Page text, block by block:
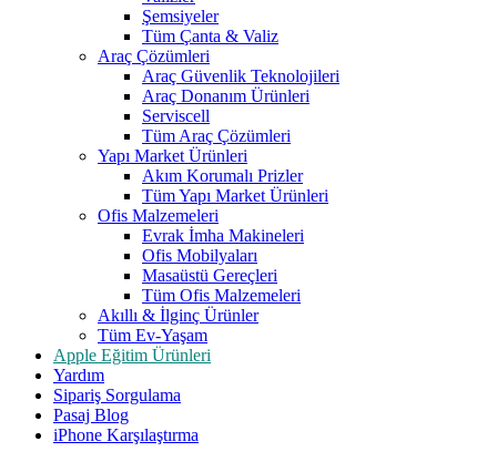
Şemsiyeler
Tüm Çanta & Valiz
Araç Çözümleri
Araç Güvenlik Teknolojileri
Araç Donanım Ürünleri
Serviscell
Tüm Araç Çözümleri
Yapı Market Ürünleri
Akım Korumalı Prizler
Tüm Yapı Market Ürünleri
Ofis Malzemeleri
Evrak İmha Makineleri
Ofis Mobilyaları
Masaüstü Gereçleri
Tüm Ofis Malzemeleri
Akıllı & İlginç Ürünler
Tüm Ev-Yaşam
Apple Eğitim Ürünleri
Yardım
Sipariş Sorgulama
Pasaj Blog
iPhone Karşılaştırma